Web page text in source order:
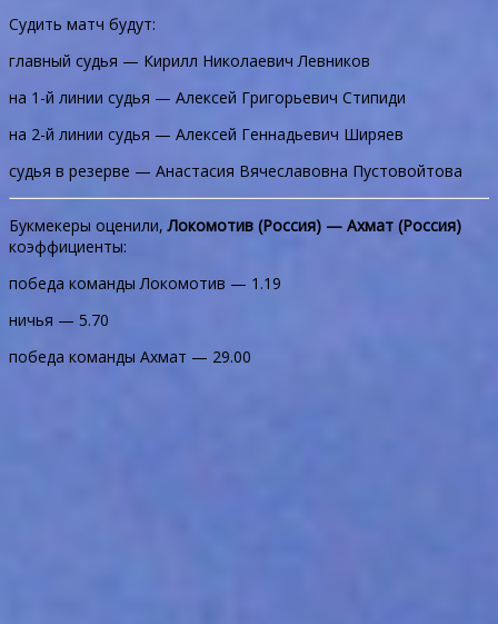
Судить матч будут:
главный судья — Кирилл Николаевич Левников
на 1-й линии судья — Алексей Григорьевич Стипиди
на 2-й линии судья — Алексей Геннадьевич Ширяев
судья в резерве — Анастасия Вячеславовна Пустовойтова
Букмекеры оценили,Локомотив (Россия) — Ахмат (Россия)
коэффициенты:
победа команды Локомотив — 1.19
ничья — 5.70
победа команды Ахмат — 29.00